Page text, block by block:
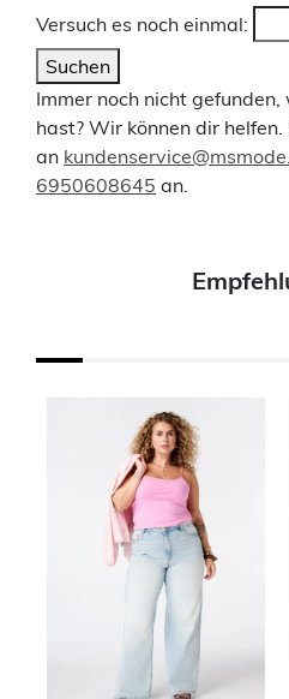
Versuch es noch einmal:
Suchen
Immer noch nicht
hast? Wir können dir
an
6950608645 an.